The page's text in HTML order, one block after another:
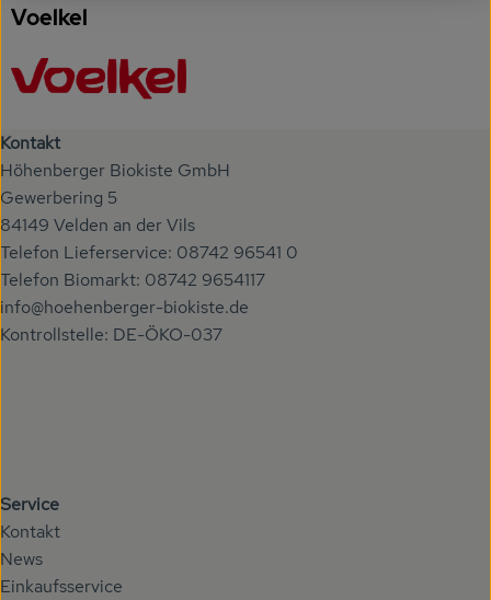
Voelkel
Kontakt
Höhenberger Biokiste GmbH
Gewerbering 5
84149 Velden an der Vils
Telefon Lieferservice: 08742 96541 0
Telefon Biomarkt: 08742 9654117
info@hoehenberger-biokiste.de
Kontrollstelle: DE-ÖKO-037
Service
Kontakt
News
Einkaufsservice